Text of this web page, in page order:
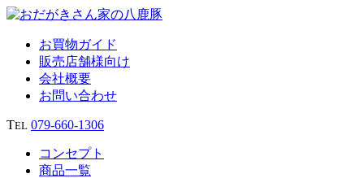
お買物ガイド
販売店舗様向け
会社概要
お問い合わせ
TEL 079‐660‐1306
コンセプト
商品一覧